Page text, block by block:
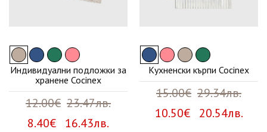
Индивидуални подложки за
хранене Cocinex
12.00€ 23.47лв.
8.40€ 16.43лв.
Кухненски кърпи Cocinex
15.00€ 29.34лв.
10.50€ 20.54лв.